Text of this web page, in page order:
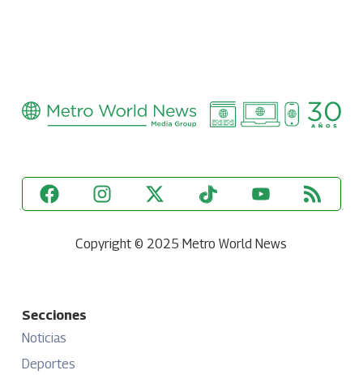
Copyright © 2025 Metro World News
Secciones
Noticias
Deportes